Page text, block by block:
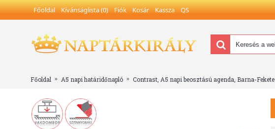
Főoldal Kívánságlista (0) Fiók Kosár Kassza QS
Főoldal A5 napi határidőnapló Contrast, A5 napi beosztású agenda, Barna-Fekete